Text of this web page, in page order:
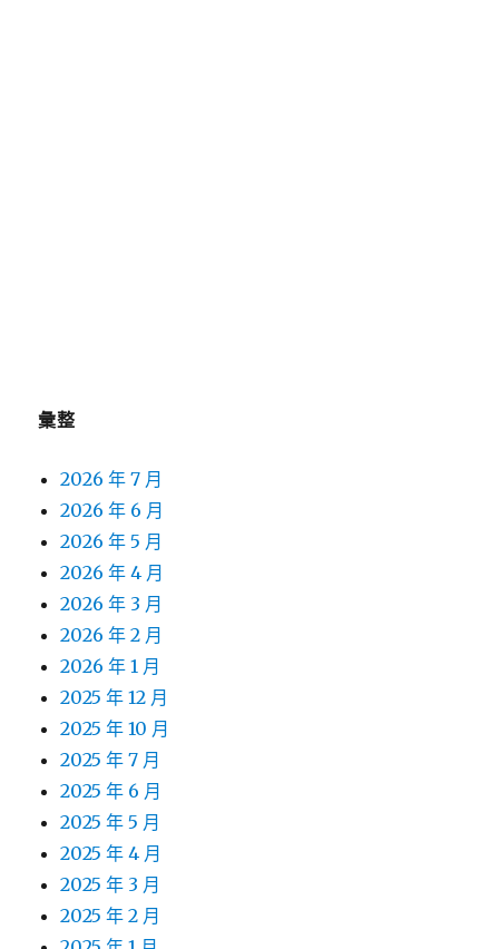
彙整
2026 年 7 月
2026 年 6 月
2026 年 5 月
2026 年 4 月
2026 年 3 月
2026 年 2 月
2026 年 1 月
2025 年 12 月
2025 年 10 月
2025 年 7 月
2025 年 6 月
2025 年 5 月
2025 年 4 月
2025 年 3 月
2025 年 2 月